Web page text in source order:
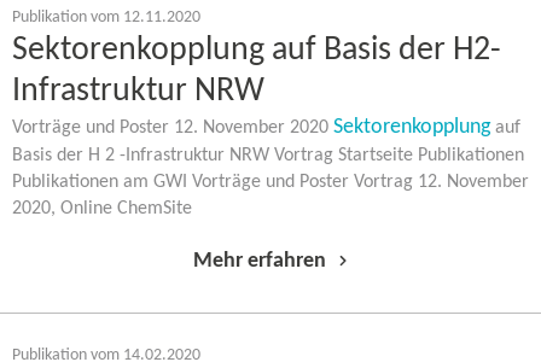
Publikation vom 12.11.2020
Sektorenkopplung auf Basis der H2-​
Infrastruktur NRW
Vorträge und Poster 12. November 2020 Sektorenkopplungauf
Basis der H 2 -​Infrastruktur NRW Vortrag Startseite Publikationen
Publikationen am GWI Vorträge und Poster Vortrag 12. November
2020, Online ChemSite
Mehr erfahren
Publikation vom 14.02.2020